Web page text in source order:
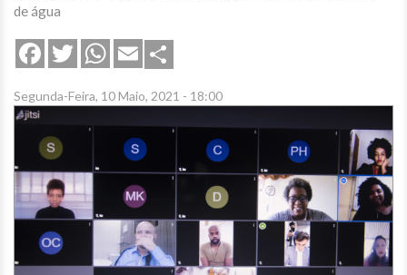
de água
FacebookTwitterWhatsApp
Email
Segunda-Feira, 10 Maio, 2021 - 18:00